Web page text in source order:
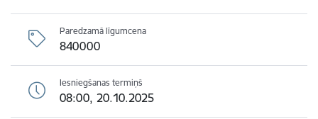
Paredzamā līgumcena
840000
Iesniegšanas termiņš
08:00, 20.10.2025